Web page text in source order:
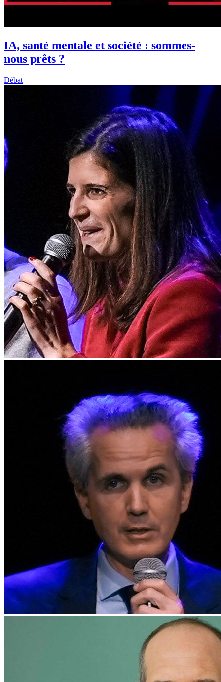
IA, santé mentale et société : sommes-
nous prêts ?
Débat